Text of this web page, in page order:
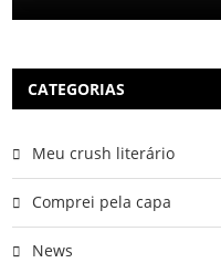
CATEGORIAS
Meu crush literário
Comprei pela capa
News